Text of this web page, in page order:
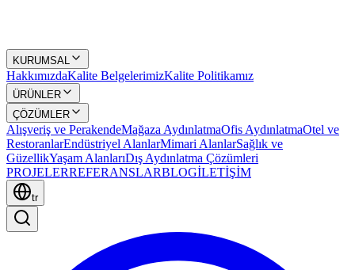
KURUMSAL
HakkımızdaKalite BelgelerimizKalite Politikamız
ÜRÜNLER
ÇÖZÜMLER
Alışveriş ve PerakendeMağaza AydınlatmaOfis AydınlatmaOtel ve
RestoranlarEndüstriyel AlanlarMimari AlanlarSağlık ve
GüzellikYaşam AlanlarıDış Aydınlatma Çözümleri
PROJELERREFERANSLARBLOGİLETİŞİM
tr